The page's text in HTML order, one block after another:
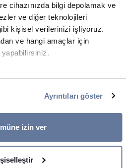
cihazınızda bilgi depolamak ve
ve diğer teknolojileri
kişisel verilerinizi işliyoruz.
ve hangi amaçlar için
yapabilirsiniz.
toplamak istiyoruz
özellikler (parmak izleri) için aktif
istiyoruz
Çerez Beyanı kısmından
Ayrıntıları göster
izin ver